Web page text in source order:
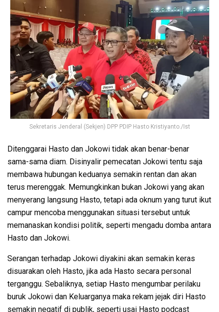
Sekretaris Jenderal (Sekjen) DPP PDIP Hasto Kristiyanto./Ist
Ditenggarai Hasto dan Jokowi tidak akan benar-benar
sama-sama diam. Disinyalir pemecatan Jokowi tentu saja
membawa hubungan keduanya semakin rentan dan akan
terus merenggak. Memungkinkan bukan Jokowi yang akan
menyerang langsung Hasto, tetapi ada oknum yang turut ikut
campur mencoba menggunakan situasi tersebut untuk
memanaskan kondisi politik, seperti mengadu domba antara
Hasto dan Jokowi.
Serangan terhadap Jokowi diyakini akan semakin keras
disuarakan oleh Hasto, jika ada Hasto secara personal
terganggu. Sebaliknya, setiap Hasto mengumbar perilaku
buruk Jokowi dan Keluarganya maka rekam jejak diri Hasto
semakin negatif di publik, seperti usai Hasto podcast